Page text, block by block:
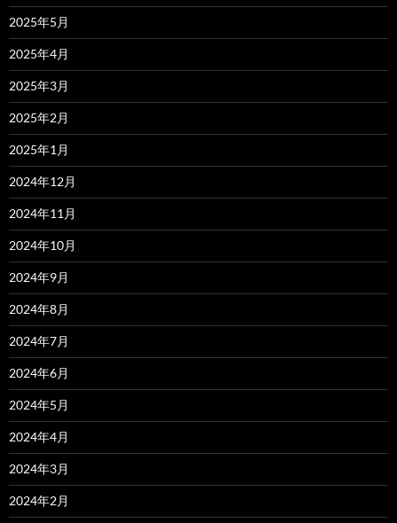
2025年5月
2025年4月
2025年3月
2025年2月
2025年1月
2024年12月
2024年11月
2024年10月
2024年9月
2024年8月
2024年7月
2024年6月
2024年5月
2024年4月
2024年3月
2024年2月